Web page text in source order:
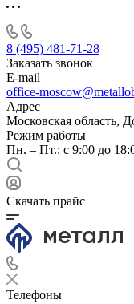
8 (495) 481-71-28
Заказать звонок
E-mail
office-
Адрес
Московская область,
Режим работы
Пн. – Пт.: с 9:00 до
Скачать прайс
Телефоны